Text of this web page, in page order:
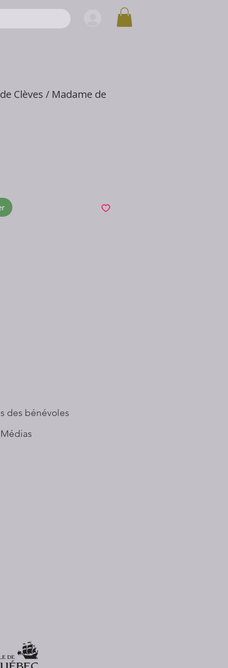
Clèves / Madame de
des bénévoles
Médias